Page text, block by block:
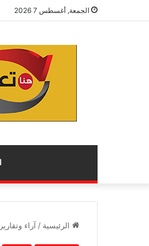
الجمعة, أغسطس 7 2026
الرئيسية / آراء وتقارير